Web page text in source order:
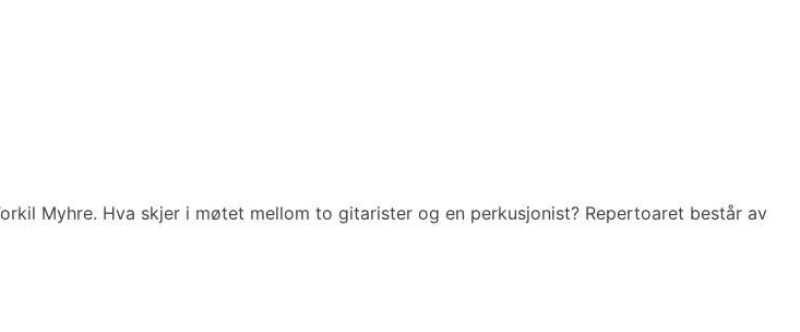
Myhre. Hva skjer i møtet mellom to gitarister og en perkusjonist? Repertoaret består av